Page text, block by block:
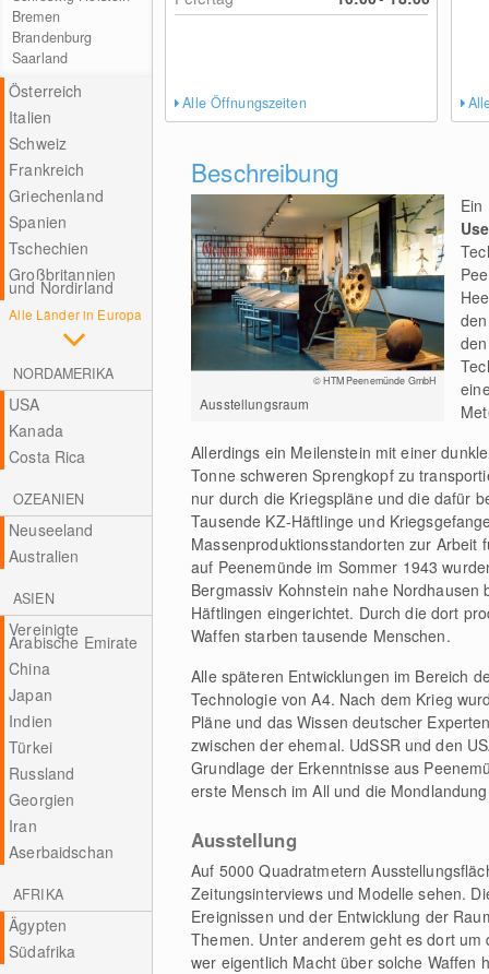
Bremen
Brandenburg
Saarland
Österreich
Italien
Schweiz
Frankreich
Griechenland
Spanien
Tschechien
Großbritannien
und Nordirland
Alle Länder in Europa
NORDAMERIKA
USA
Kanada
Costa Rica
OZEANIEN
Neuseeland
Australien
ASIEN
Vereinigte
Arabische Emirate
China
Japan
Indien
Türkei
Russland
Georgien
Iran
Aserbaidschan
AFRIKA
Ägypten
Südafrika
Alle Öffnungszeiten
Beschreibung
© HTM Peenemünde GmbH
Ausstellungsraum
Ein
Allerdings ein Meilenstein mit einer
Tonne schweren Sprengkopf zu
nur durch die Kriegspläne und die dafür
Tausende KZ-Häftlinge und
Massenproduktionsstandorten zur Arbeit
auf Peenemünde im Sommer 1943
Bergmassiv Kohnstein nahe
Häftlingen eingerichtet. Durch die dort
Waffen starben tausende Menschen.
Alle späteren Entwicklungen im Bereich
Technologie von A4. Nach dem Krieg
Pläne und das Wissen deutscher
zwischen der ehemal. UdSSR und den
Grundlage der Erkenntnisse aus
erste Mensch im All und die
Ausstellung
Auf 5000 Quadratmetern
Zeitungsinterviews und Modelle sehen.
Ereignissen und der Entwicklung der
Themen. Unter anderem geht es dort
wer eigentlich Macht über solche Waffen